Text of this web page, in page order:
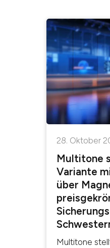
28. Oktober
Multitone
Variante
über
Multitone